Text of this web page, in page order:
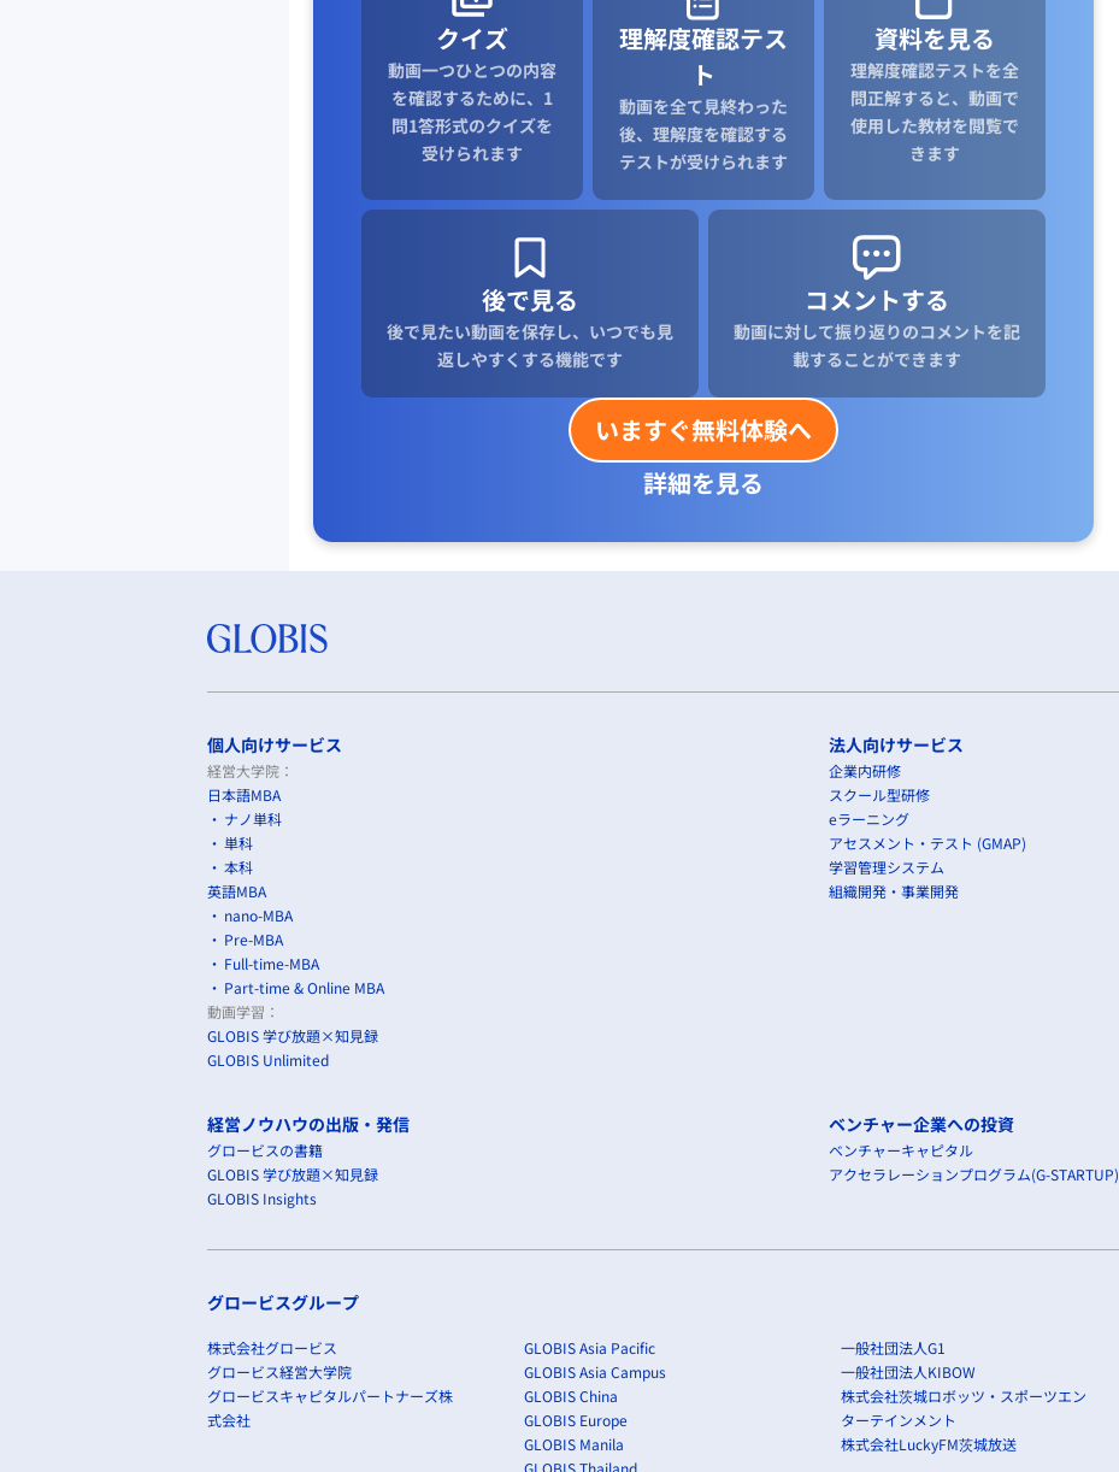
クイズ
動画一つひとつの内容
を確認するために、1
問1答形式のクイズを
受けられます
理解度確認テス
ト
動画を全て見終わった
後、理解度を確認する
テストが受けられます
資料を見る
理解度確認テストを全
問正解すると、動画で
使用した教材を閲覧で
きます
後で見る
後で見たい動画を保存し、いつでも見
返しやすくする機能です
コメントする
動画に対して振り返りのコメントを記
載することができます
いますぐ無料体験へ
詳細を見る
個人向けサービス
経営大学院：
日本語MBA
ナノ単科
単科
本科
英語MBA
nano-MBA
Pre-MBA
Full-time-MBA
Part-time & Online MBA
動画学習：
GLOBIS 学び放題×知見録
GLOBIS Unlimited
法人向けサービス
企業内研修
スクール型研修
eラーニング
アセスメント・テスト (GMAP)
学習管理システム
組織開発・事業開発
経営ノウハウの出版・発信
グロービスの書籍
GLOBIS 学び放題×知見録
GLOBIS Insights
ベンチャー企業への投資
ベンチャーキャピタル
アクセラレーションプログラム(G-STARTUP)
グロービスグループ
株式会社グロービス
グロービス経営大学院
グロービスキャピタルパートナーズ株
式会社
GLOBIS Asia Pacific
GLOBIS Asia Campus
GLOBIS China
GLOBIS Europe
GLOBIS Manila
GLOBIS Thailand
一般社団法人G1
一般社団法人KIBOW
株式会社茨城ロボッツ・スポーツエン
ターテインメント
株式会社LuckyFM茨城放送